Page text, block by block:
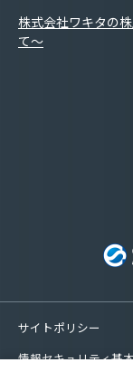
株式会社ワキタの
て～
サイトポリシー
情報セキュリティ基